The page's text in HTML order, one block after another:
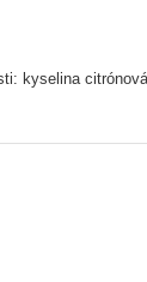
kyselina